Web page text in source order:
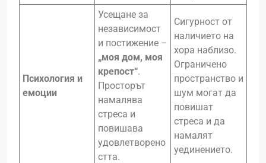
Психология и
емоции
Усещане за
независимост
и постижение –
„моя дом, моя
крепост“.
Просторът
намалява
стреса и
повишава
удовлетворено
стта.
Сигурност от
наличието на
хора наблизо.
Ограничено
пространство и
шум могат да
повишат
стреса и да
намалят
уединението.